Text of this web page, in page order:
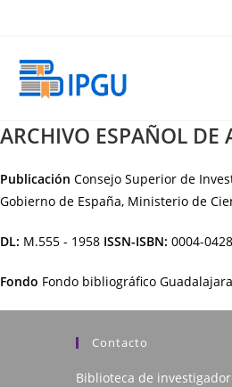
ARCHIVO ESPAÑOL DE
Publicación Consejo Superior de
Gobierno de España, Ministerio de
DL: M.555 - 1958 ISSN-ISBN: 0004-0428
Fondo Fondo bibliográfico Guadalajara
Contacto
Biblioteca de